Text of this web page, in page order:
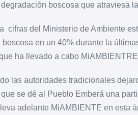
boscosa que atraviesa
cifras del Ministerio de Ambiente
boscosa en un 40% durante la
ha llevado a cabo
las autoridades tradicionales
se dé al Pueblo Emberá una
adelante MiAMBIENTE en esta